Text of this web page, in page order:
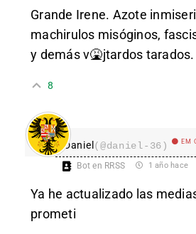
Grande Irene. Azote
machirulos misóginos,
y demás v🤮jtardos
8
Daniel (@daniel-36) EM
Bot en RRSS 1 año hace
Ya he actualizado las
prometi